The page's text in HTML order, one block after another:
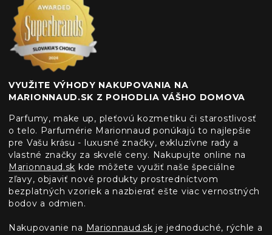
VYUŽITE VÝHODY NAKUPOVANIA NA
MARIONNAUD.SK Z POHODLIA VÁŠHO DOMOVA
Parfumy, make up, pleťovú kozmetiku či starostlivosť
o telo. Parfumérie Marionnaud ponúkajú to najlepšie
pre Vašu krásu - luxusné značky, exkluzívne rady a
vlastné značky za skvelé ceny. Nakupujte online na
Marionnaud.sk kde môžete využiť naše špeciálne
zľavy, objaviť nové produkty prostredníctvom
bezplatných vzoriek a nazbierať ešte viac vernostných
bodov a odmien.
Nakupovanie na Marionnaud.sk je jednoduché, rýchle a